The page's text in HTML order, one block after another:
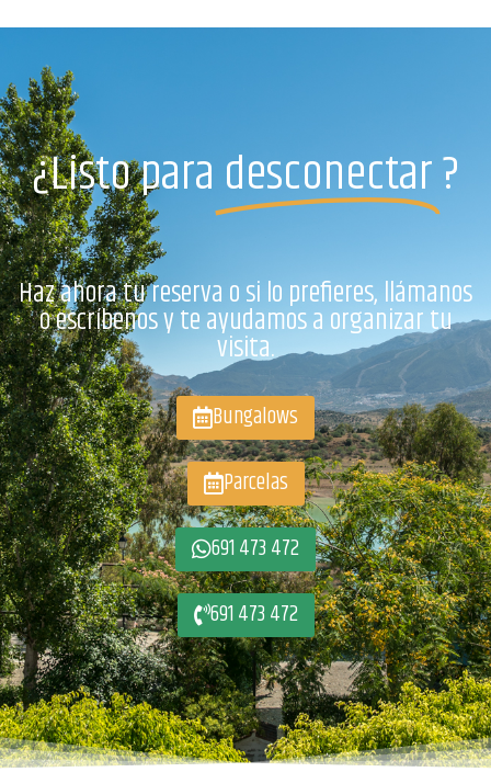
¿Listo para desconectar?
Haz ahora tu reserva o si lo prefieres, llámanos
o escríbenos y te ayudamos a organizar tu
visita.
Bungalows
Parcelas
691 473 472
691 473 472